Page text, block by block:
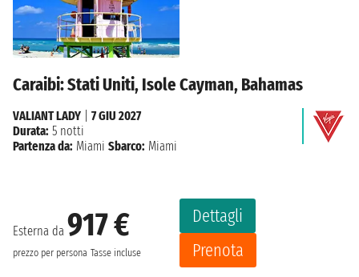
Caraibi: Stati Uniti, Isole Cayman, Bahamas
Esterna da 917 €
prezzo per persona Tasse incluse
Dettagli
Prenota
VALIANT LADY
7 GIU 2027
Durata: 5 notti
Partenza da: Miami Sbarco: Miami